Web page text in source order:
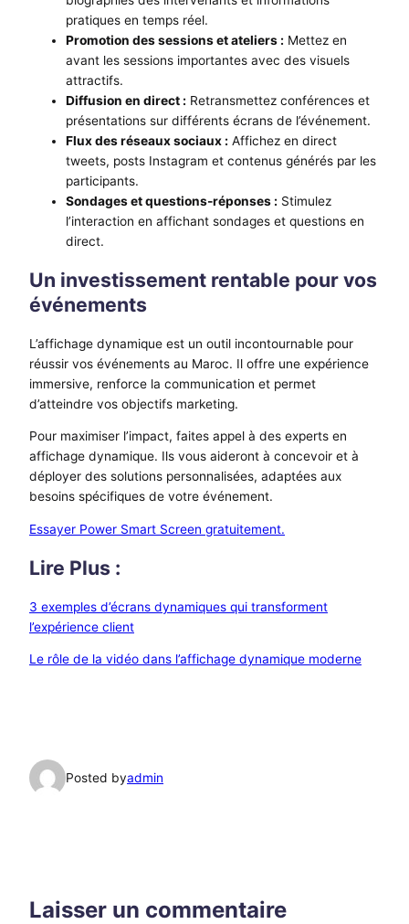
pratiques en temps réel.
Promotion des sessions et ateliers : Mettez en
avant les sessions importantes avec des visuels
attractifs.
Diffusion en direct : Retransmettez conférences et
présentations sur différents écrans de l’événement.
Flux des réseaux sociaux : Affichez en direct
tweets, posts Instagram et contenus générés par les
participants.
Sondages et questions-réponses : Stimulez
l’interaction en affichant sondages et questions en
direct.
Un investissement rentable pour vos
événements
L’affichage dynamique est un outil incontournable pour
réussir vos événements au Maroc. Il offre une expérience
immersive, renforce la communication et permet
d’atteindre vos objectifs marketing.
Pour maximiser l’impact, faites appel à des experts en
affichage dynamique. Ils vous aideront à concevoir et à
déployer des solutions personnalisées, adaptées aux
besoins spécifiques de votre événement.
Essayer Power Smart Screen gratuitement.
Lire Plus :
3 exemples d’écrans dynamiques qui transforment
l’expérience client
Le rôle de la vidéo dans l’affichage dynamique moderne
Posted byadmin
Laisser un commentaire